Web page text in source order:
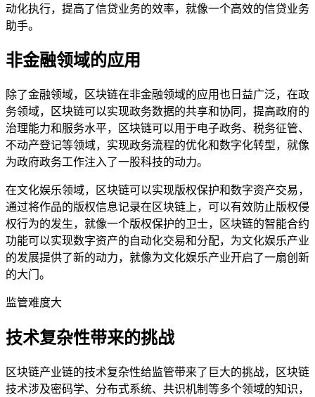
动化执行，提高了信贷业务的效率，就像一个高效的信贷业务
助手。
非金融领域的应用
除了金融领域，区块链在非金融领域的应用也日益广泛，在政
务领域，区块链可以实现政务数据的共享和协同，提高政府的
治理能力和服务水平，区块链可以用于电子政务、税务征管、
不动产登记等领域，实现政务流程的优化和数字化转型，就像
为政府政务工作注入了一股科技的动力。
在文化娱乐领域，区块链可以实现版权保护和数字资产交易，
通过将作品的版权信息记录在区块链上，可以有效防止版权侵
权行为的发生，就像一个版权保护的卫士，区块链的智能合约
功能可以实现数字资产的自动化交易和分配，为文化娱乐产业
的发展提供了新的动力，就像为文化娱乐产业开启了一扇创新
的大门。
监管难度大
技术复杂性带来的挑战
区块链产业链的技术复杂性给监管带来了巨大的挑战，区块链
技术涉及密码学、分布式系统、共识机制等多个领域的知识，